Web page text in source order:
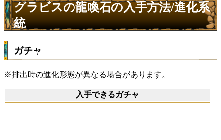
グラビスの龍喚石の入手方法/進化系
統
ガチャ
※排出時の進化形態が異なる場合があります。
入手できるガチャ